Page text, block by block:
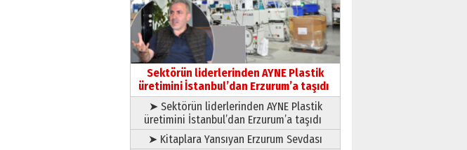
yönetimdekiler aşağı
çekmemeli!
17 Şubat 2026 SalıOrhan BOZKURT
Bir fotoğraf, bir şehir, bir
gazeteci… Dizginler kimin
elinde?
31 Mart 2026 Salı
A. Berhan Yılmaz
BİR BÖLÜM DEĞİL, BİR ÖMÜR
SEÇİYORSUNUZ… “NEDEN
Sektörün liderlerinden AYNE Plastik
üretimini İstanbul’dan Erzurum’a taşıdı
➤ Sektörün liderlerinden AYNE Plastik
üretimini İstanbul’dan Erzurum’a taşıdı
➤ Kitaplara Yansıyan Erzurum Sevdası